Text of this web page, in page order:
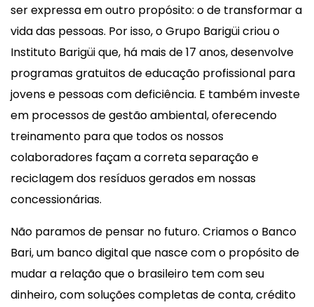
ser expressa em outro propósito: o de transformar a
vida das pessoas. Por isso, o Grupo Barigüi criou o
Instituto Barigüi que, há mais de 17 anos, desenvolve
programas gratuitos de educação profissional para
jovens e pessoas com deficiência. E também investe
em processos de gestão ambiental, oferecendo
treinamento para que todos os nossos
colaboradores façam a correta separação e
reciclagem dos resíduos gerados em nossas
concessionárias.
Não paramos de pensar no futuro. Criamos o Banco
Bari, um banco digital que nasce com o propósito de
mudar a relação que o brasileiro tem com seu
dinheiro, com soluções completas de conta, crédito